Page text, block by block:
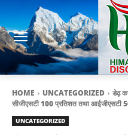
HOME UNCATEGORIZED
डेढ़
सीजीएसटी 100 प्रतिशत तथा आईजीएसटी
UNCATEGORIZED